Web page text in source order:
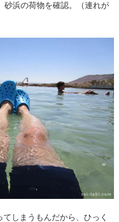
砂浜の荷物を確認。（連れが
しまうもんだから、ひっく